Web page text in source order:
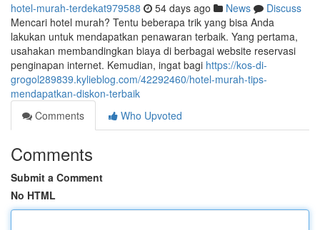
hotel-murah-terdekat979588 54 days ago News
Discuss
Mencari hotel murah? Tentu beberapa trik yang bisa Anda
lakukan untuk mendapatkan penawaran terbaik. Yang pertama,
usahakan membandingkan biaya di berbagai website reservasi
penginapan internet. Kemudian, ingat bagi https://kos-di-
grogol289839.kylieblog.com/42292460/hotel-murah-tips-
mendapatkan-diskon-terbaik
Comments
Who Upvoted
Comments
Submit a Comment
No HTML